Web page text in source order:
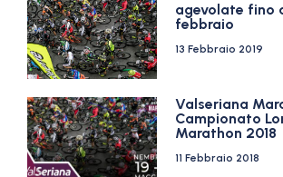
agevolate fino
febbraio
13 Febbraio 2019
Valseriana
Campionato
Marathon 2018
11 Febbraio 2018